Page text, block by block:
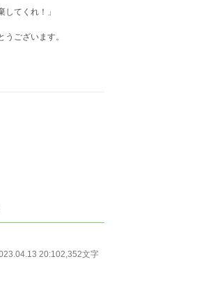
てくれ！」
ございます。
20:102,352文字